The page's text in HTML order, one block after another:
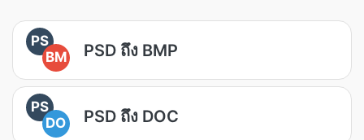
PS
BM
PSD ถึง BMP
PS
DO
PSD ถึง DOC